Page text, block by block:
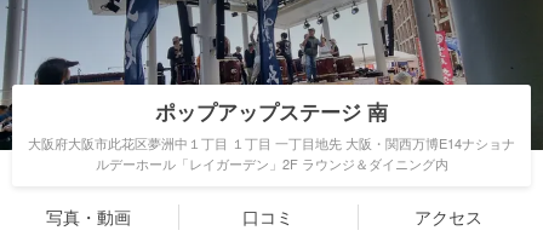
ポップアップステージ 南
大阪府大阪市此花区夢洲中１丁目 １丁目 一丁目地先 大阪・関西万博E14ナショナ
ルデーホール「レイガーデン」2F ラウンジ＆ダイニング内
写真・動画 口コミ アクセス